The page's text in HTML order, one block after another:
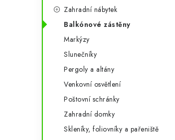
Zahradní nábytek
Balkónové zástěny
Markýzy
Slunečníky
Pergoly a altány
Venkovní osvětlení
Poštovní schránky
Zahradní domky
Skleníky, foliovníky a pařeniště